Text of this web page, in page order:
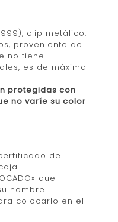
clip metálico.
proveniente de
no tiene
es de máxima
protegidas con
no varíe su color
de
que
nombre.
colocarlo en el